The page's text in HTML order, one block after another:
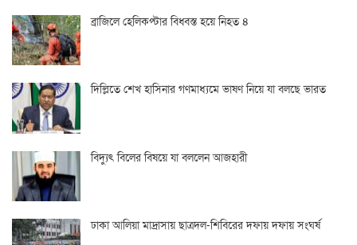
ব্রাজিলে হেলিকপ্টার বিধ্বস্ত হয়ে নিহত ৪
দিল্লিতে শেখ হাসিনার গণমাধ্যমে ভাষণ নিয়ে যা বলছে ভারত
বিদ্যুৎ বিলের বিষয়ে যা বললেন আজহারী
ঢাকা আলিয়া মাদ্রাসায় ছাত্রদল-শিবিরের দফায় দফায় সংঘর্ষ